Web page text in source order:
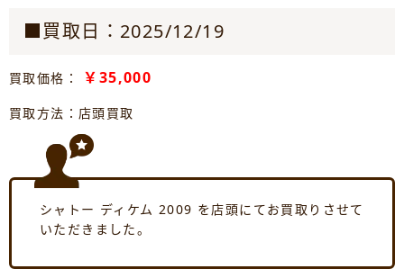
■買取日：2025/12/19
買取価格： ￥35,000
買取方法：店頭買取
シャトー ディケム 2009 を店頭にてお買取りさせて
いただきました。